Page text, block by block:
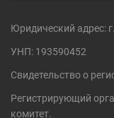
Юридический адрес:
УНП: 193590452
Свидетельство о
Регистрирующий
комитет.